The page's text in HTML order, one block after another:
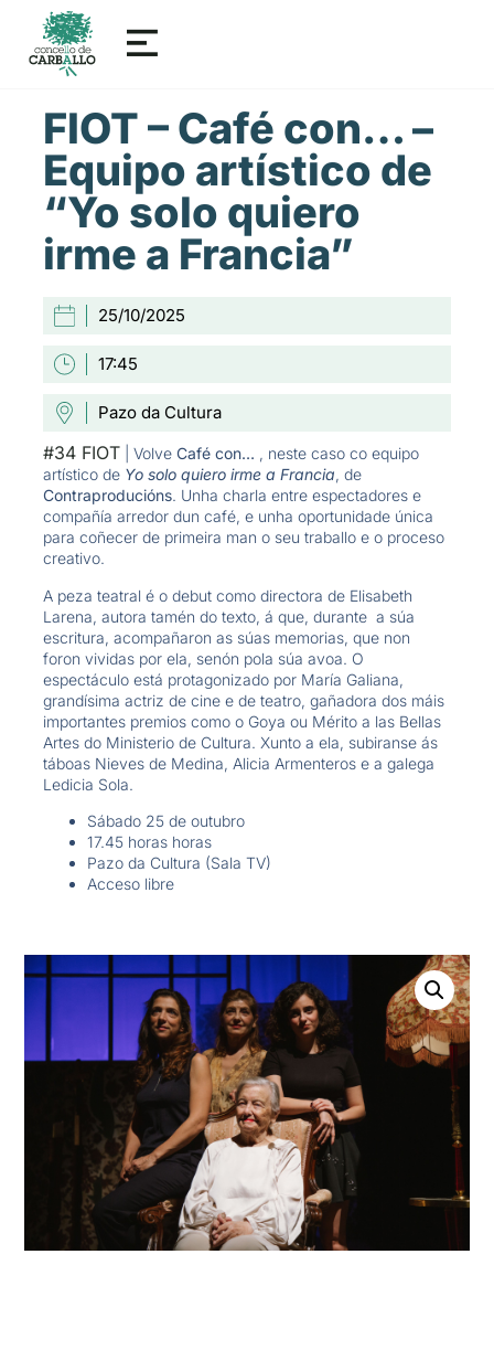
FIOT – Café con… –
Equipo artístico de
“Yo solo quiero
irme a Francia”
25/10/2025
17:45
Pazo da Cultura
#34 FIOT | Volve Café con… , neste caso co equipo
artístico de Yo solo quiero irme a Francia, de
Contraproducións. Unha charla entre espectadores e
compañía arredor dun café, e unha oportunidade única
para coñecer de primeira man o seu traballo e o proceso
creativo.
A peza teatral é o debut como directora de Elisabeth
Larena, autora tamén do texto, á que, durante a súa
escritura, acompañaron as súas memorias, que non
foron vividas por ela, senón pola súa avoa. O
espectáculo está protagonizado por María Galiana,
grandísima actriz de cine e de teatro, gañadora dos máis
importantes premios como o Goya ou Mérito a las Bellas
Artes do Ministerio de Cultura. Xunto a ela, subiranse ás
táboas Nieves de Medina, Alicia Armenteros e a galega
Ledicia Sola.
Sábado 25 de outubro
17.45 horas horas
Pazo da Cultura (Sala TV)
Acceso libre